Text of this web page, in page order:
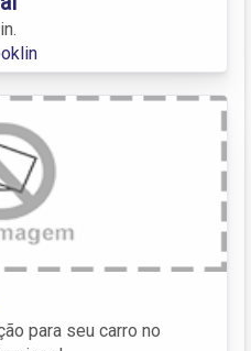
para seu carro no